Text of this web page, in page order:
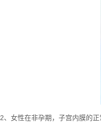
2、女性在非孕期，子宫内膜的